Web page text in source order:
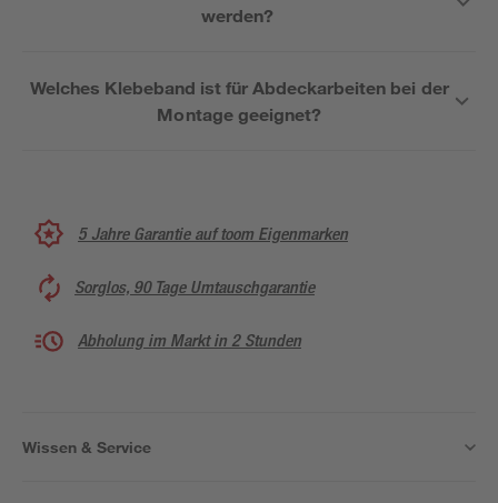
werden?
Welches Klebeband ist für Abdeckarbeiten bei der
Montage geeignet?
5 Jahre Garantie auf toom Eigenmarken
Sorglos, 90 Tage Umtauschgarantie
Abholung im Markt in 2 Stunden
Wissen & Service